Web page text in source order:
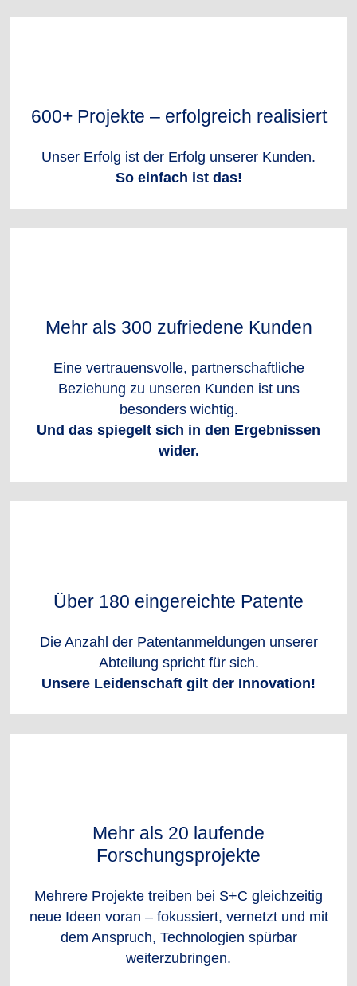
600+ Projekte – erfolgreich realisiert
Unser Erfolg ist der Erfolg unserer Kunden.
So einfach ist das!
Mehr als 300 zufriedene Kunden
Eine vertrauensvolle, partnerschaftliche
Beziehung zu unseren Kunden ist uns
besonders wichtig.
Und das spiegelt sich in den Ergebnissen
wider.
Über 180 eingereichte Patente
Die Anzahl der Patentanmeldungen unserer
Abteilung spricht für sich.
Unsere Leidenschaft gilt der Innovation!
Mehr als 20 laufende
Forschungsprojekte
Mehrere Projekte treiben bei S+C gleichzeitig
neue Ideen voran – fokussiert, vernetzt und mit
dem Anspruch, Technologien spürbar
weiterzubringen.